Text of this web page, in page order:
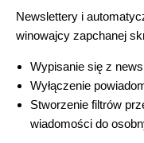
Newslettery i
winowajcy zapchanej
Wypisanie się z
Wyłączenie
Stworzenie filtrów
wiadomości do